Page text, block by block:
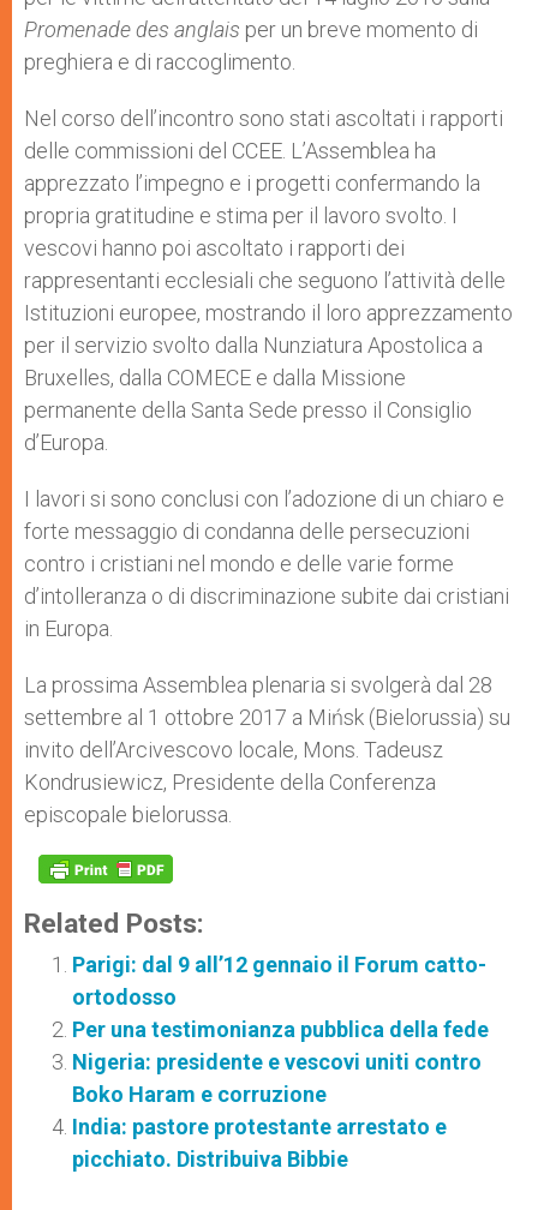
Promenade des anglais per un breve momento di
preghiera e di raccoglimento.
Nel corso dell’incontro sono stati ascoltati i rapporti
delle commissioni del CCEE. L’Assemblea ha
apprezzato l’impegno e i progetti confermando la
propria gratitudine e stima per il lavoro svolto. I
vescovi hanno poi ascoltato i rapporti dei
rappresentanti ecclesiali che seguono l’attività delle
Istituzioni europee, mostrando il loro apprezzamento
per il servizio svolto dalla Nunziatura Apostolica a
Bruxelles, dalla COMECE e dalla Missione
permanente della Santa Sede presso il Consiglio
d’Europa.
I lavori si sono conclusi con l’adozione di un chiaro e
forte messaggio di condanna delle persecuzioni
contro i cristiani nel mondo e delle varie forme
d’intolleranza o di discriminazione subite dai cristiani
in Europa.
La prossima Assemblea plenaria si svolgerà dal 28
settembre al 1 ottobre 2017 a Mińsk (Bielorussia) su
invito dell’Arcivescovo locale, Mons. Tadeusz
Kondrusiewicz, Presidente della Conferenza
episcopale bielorussa.
Related Posts:
Parigi: dal 9 all’12 gennaio il Forum catto-
ortodosso
Per una testimonianza pubblica della fede
Nigeria: presidente e vescovi uniti contro
Boko Haram e corruzione
India: pastore protestante arrestato e
picchiato. Distribuiva Bibbie